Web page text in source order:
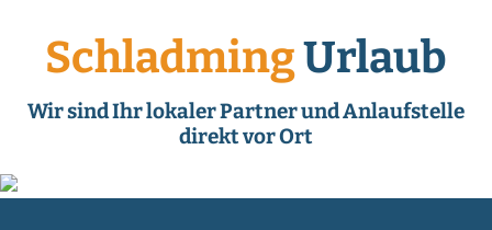
SchladmingUrlaub
Wir sind Ihr lokaler Partner und Anlaufstelle
direkt vor Ort